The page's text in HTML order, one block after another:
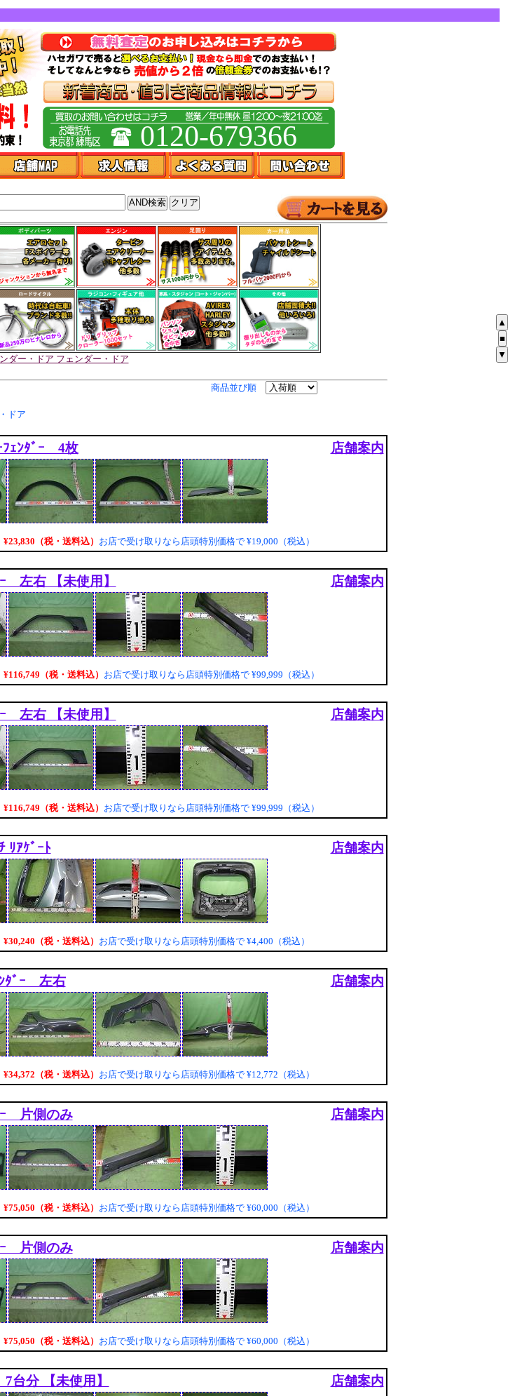
0120-679366
ダー・ドア フェンダー・ドア
商品並び順
ドア
ｪﾝﾀﾞｰ 4枚 店舗案内
¥23,830（税・送料込） お店で受け取りなら店頭特別価格で¥19,000（税込）
左右 【未使用】 店舗案内
¥116,749（税・送料込） お店で受け取りなら店頭特別価格で¥99,999（税込）
左右 【未使用】 店舗案内
¥116,749（税・送料込） お店で受け取りなら店頭特別価格で¥99,999（税込）
ｱｹﾞｰﾄ 店舗案内
¥30,240（税・送料込） お店で受け取りなら店頭特別価格で¥4,400（税込）
ﾀﾞｰ 左右 店舗案内
¥34,372（税・送料込） お店で受け取りなら店頭特別価格で¥12,772（税込）
片側のみ 店舗案内
¥75,050（税・送料込） お店で受け取りなら店頭特別価格で¥60,000（税込）
片側のみ 店舗案内
¥75,050（税・送料込） お店で受け取りなら店頭特別価格で¥60,000（税込）
分 【未使用】 店舗案内
▲
■
▼